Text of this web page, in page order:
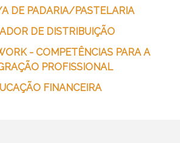
DE PADARIA/PASTELARIA
DE DISTRIBUIÇÃO
- COMPETÊNCIAS PARA A
PROFISSIONAL
FINANCEIRA